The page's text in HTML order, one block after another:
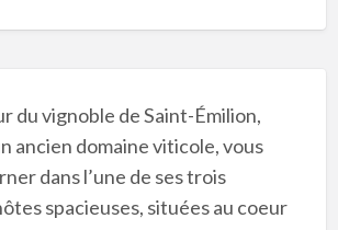
du vignoble de Saint-Émilion,
ancien domaine viticole, vous
dans l’une de ses trois
spacieuses, situées au coeur